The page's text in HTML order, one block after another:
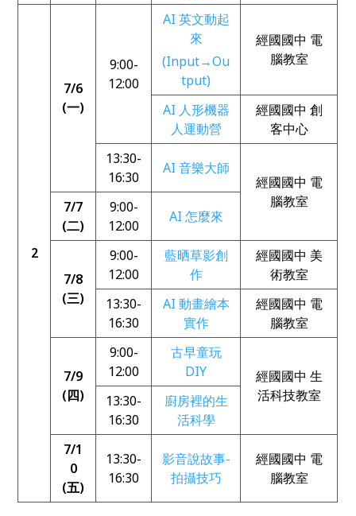
2
7/6
(一)
9:00-
12:00
AI 英文動起
來
(Input→Ou
tput)
經國國中 電
腦教室
AI 人形機器
人運動營
經國國中 創
客中心
13:30-
16:30
AI 音樂大師
經國國中 電
腦教室
7/7
(二)
9:00-
12:00
AI 怎麼來
7/8
(三)
9:00-
12:00
藍晒草影創
作
經國國中 美
術教室
13:30-
16:30
AI 動畫繪本
實作
經國國中 電
腦教室
7/9
(四)
9:00-
12:00
古早童玩
DIY
經國國中 生
活科技教室
13:30-
16:30
廚房裡的生
活科學
7/1
0
(五)
13:30-
16:30
影音說故事-
拍攝技巧
經國國中 電
腦教室